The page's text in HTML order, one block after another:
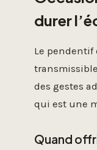
durer
Le pendentif
des gestes
qui est une
Quand